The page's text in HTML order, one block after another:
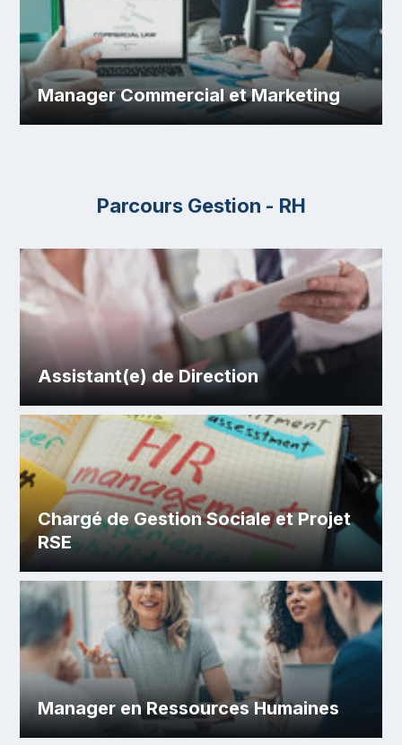
Manager Commercial et Marketing
Parcours Gestion - RH
Assistant(e) de Direction
Chargé de Gestion Sociale et Projet
RSE
Manager en Ressources Humaines